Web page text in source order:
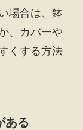
場合は、鉢
、カバーや
くする方法
ある